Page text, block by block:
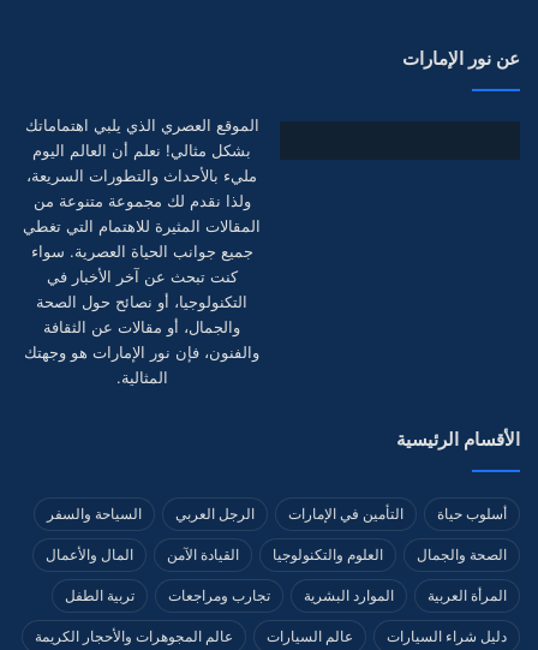
عن نور الإمارات
الموقع العصري الذي يلبي اهتماماتك
بشكل مثالي! نعلم أن العالم اليوم
مليء بالأحداث والتطورات السريعة،
ولذا نقدم لك مجموعة متنوعة من
المقالات المثيرة للاهتمام التي تغطي
جميع جوانب الحياة العصرية. سواء
كنت تبحث عن آخر الأخبار في
التكنولوجيا، أو نصائح حول الصحة
والجمال، أو مقالات عن الثقافة
والفنون، فإن نور الإمارات هو وجهتك
المثالية.
الأقسام الرئيسية
أسلوب حياة التأمين في الإمارات الرجل العربي السياحة والسفر
الصحة والجمال العلوم والتكنولوجيا القيادة الآمن المال والأعمال
المرأة العربية الموارد البشرية تجارب ومراجعات تربية الطفل
دليل شراء السيارات عالم السيارات عالم المجوهرات والأحجار الكريمة